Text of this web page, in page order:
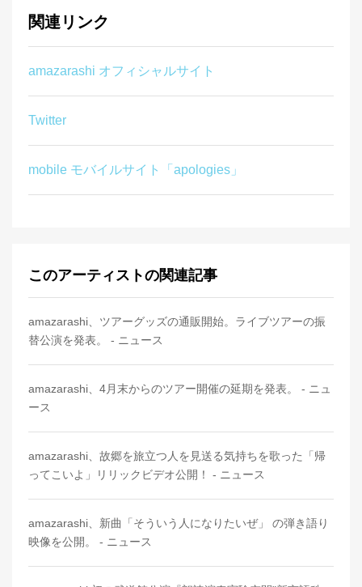
関連リンク
amazarashi オフィシャルサイト
Twitter
mobile モバイルサイト「apologies」
このアーティストの関連記事
amazarashi、ツアーグッズの通販開始。ライブツアーの振
替公演を発表。 - ニュース
amazarashi、4月末からのツアー開催の延期を発表。 - ニュ
ース
amazarashi、故郷を旅立つ人を見送る気持ちを歌った「帰
ってこいよ」リリックビデオ公開！ - ニュース
amazarashi、新曲「そういう人になりたいぜ」 の弾き語り
映像を公開。 - ニュース